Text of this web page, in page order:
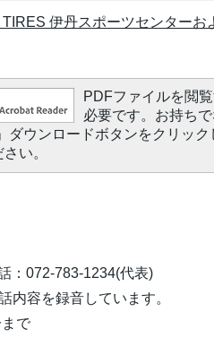
TIRES 伊丹スポーツセンター
PDFファイルを閲
必要です。お持ち
ダウンロードボタンをクリッ
い。
：072-783-1234(代表)
内容を録音しています。
で